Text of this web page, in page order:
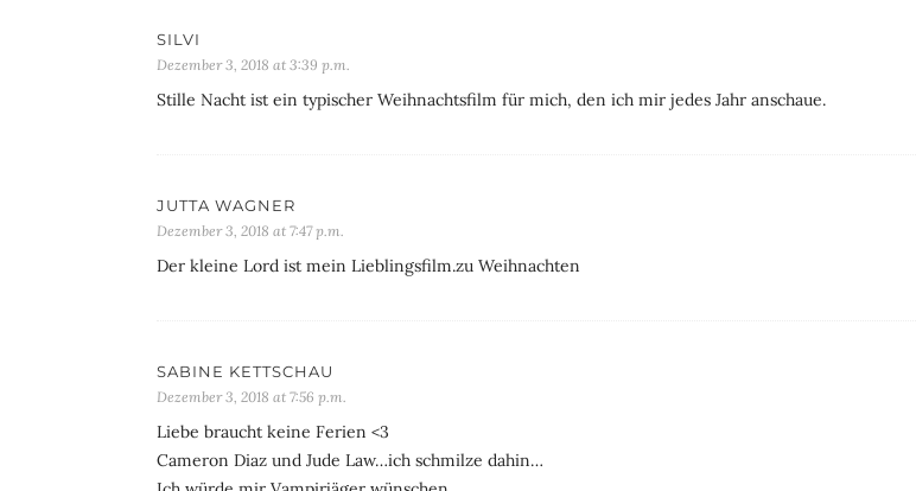
SILVI
Dezember 3, 2018 at 3:39 p.m.
Stille Nacht ist ein typischer Weihnachtsfilm für mich, den ich mir jedes Jahr anschaue.
JUTTA WAGNER
Dezember 3, 2018 at 7:47 p.m.
Der kleine Lord ist mein Lieblingsfilm.zu Weihnachten
SABINE KETTSCHAU
Dezember 3, 2018 at 7:56 p.m.
Liebe braucht keine Ferien <3
Cameron Diaz und Jude Law…ich schmilze dahin…